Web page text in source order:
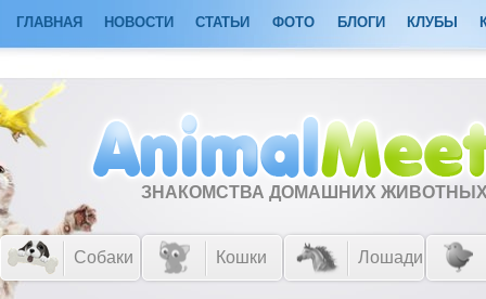
ГЛАВНАЯ НОВОСТИ СТАТЬИ ФОТО БЛОГИ КЛУБЫ
ЗНАКОМСТВА ДОМАШНИХ
Собаки Кошки Лошади